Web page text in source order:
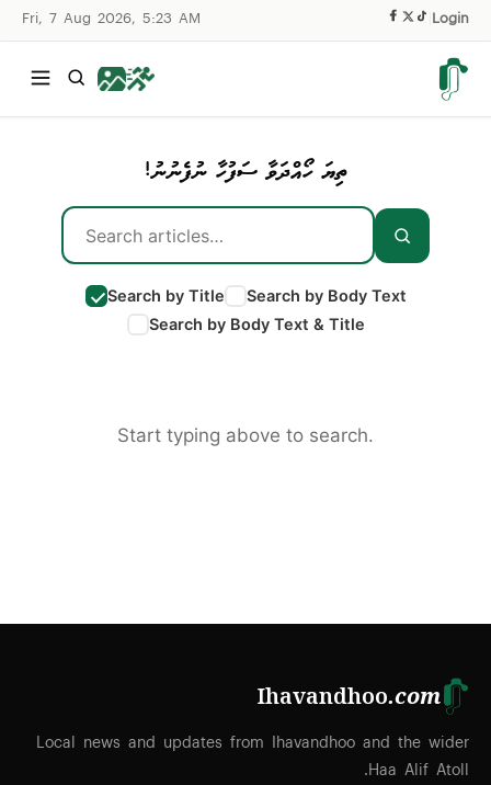
Fri, 7 Aug 2026, 5:23 AM Login
ތިޔަ ހޯއްދަވާ ސަފުހާ ނުފެނުނު!
Search by Title
Search by Body Text
Search by Body Text & Title
Start typing above to search.
Ihavandhoo.com
Local news and updates from Ihavandhoo and the wider
Haa Alif Atoll.